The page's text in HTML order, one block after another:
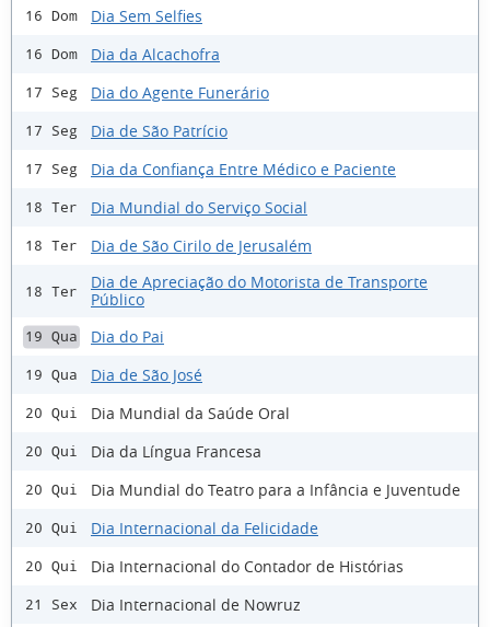
16 Dom Dia Sem Selfies
16 Dom Dia da Alcachofra
17 Seg Dia do Agente Funerário
17 Seg Dia de São Patrício
17 Seg Dia da Confiança Entre Médico e Paciente
18 Ter Dia Mundial do Serviço Social
18 Ter Dia de São Cirilo de Jerusalém
18 Ter
Dia de Apreciação do Motorista de Transporte
Público
19 Qua Dia do Pai
19 Qua Dia de São José
20 Qui Dia Mundial da Saúde Oral
20 Qui Dia da Língua Francesa
20 Qui Dia Mundial do Teatro para a Infância e Juventude
20 Qui Dia Internacional da Felicidade
20 Qui Dia Internacional do Contador de Histórias
21 Sex Dia Internacional de Nowruz